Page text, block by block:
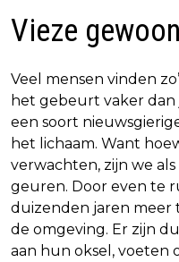
Vieze
Veel mensen vinden
het gebeurt vaker dan
een soort
het lichaam. Want
verwachten, zijn we
geuren. Door even te
duizenden jaren meer
de omgeving. Er zijn
aan hun oksel, voeten